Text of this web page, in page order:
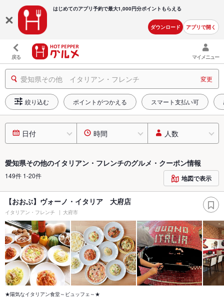
はじめてのアプリ予約で最大1,000円分ポイントもらえる
ダウンロード アプリで開く
戻る マイメニュー
愛知県その他 イタリアン・フレンチ 変更
絞り込む ポイントがつかえる スマート支払い可
日付 時間 人数
愛知県その他のイタリアン・フレンチのグルメ・クーポン情報
149件 1-20件 地図で表示
【おおぶ】ヴォーノ・イタリア 大府店
イタリアン・フレンチ 大府市
★陽気なイタリアン食堂～ビュッフェ～★